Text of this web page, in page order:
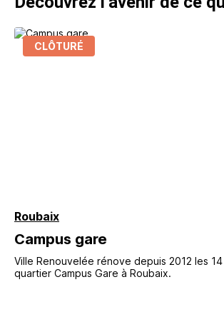
CLÔTURÉ
Roubaix
Campus gare
Ville Renouvelée rénove depuis 2012 les
quartier Campus Gare à Roubaix.